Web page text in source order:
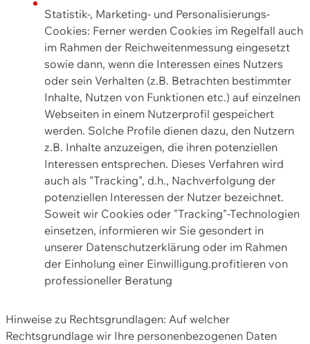
Statistik-, Marketing- und Personalisierungs-
Cookies: Ferner werden Cookies im Regelfall auch
im Rahmen der Reichweitenmessung eingesetzt
sowie dann, wenn die Interessen eines Nutzers
oder sein Verhalten (z.B. Betrachten bestimmter
Inhalte, Nutzen von Funktionen etc.) auf einzelnen
Webseiten in einem Nutzerprofil gespeichert
werden. Solche Profile dienen dazu, den Nutzern
z.B. Inhalte anzuzeigen, die ihren potenziellen
Interessen entsprechen. Dieses Verfahren wird
auch als "Tracking", d.h., Nachverfolgung der
potenziellen Interessen der Nutzer bezeichnet.
Soweit wir Cookies oder "Tracking"-Technologien
einsetzen, informieren wir Sie gesondert in
unserer Datenschutzerklärung oder im Rahmen
der Einholung einer Einwilligung.profitieren von
professioneller Beratung
Hinweise zu Rechtsgrundlagen: Auf welcher
Rechtsgrundlage wir Ihre personenbezogenen Daten